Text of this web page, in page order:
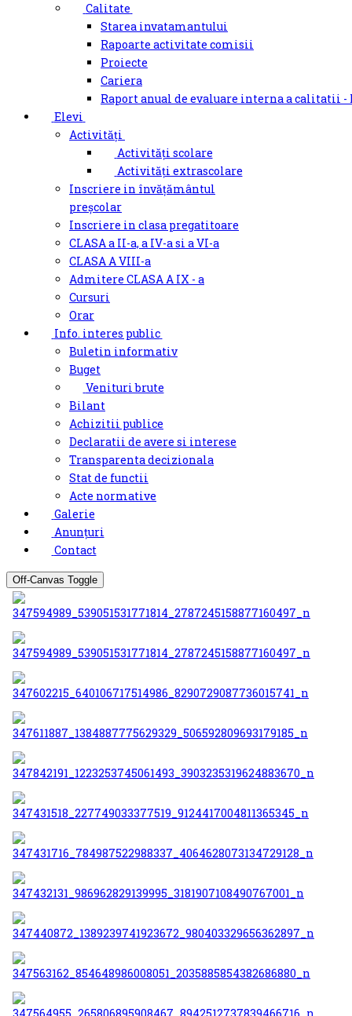
Calitate
Starea invatamantului
Rapoarte activitate comisii
Proiecte
Cariera
Raport anual de evaluare interna a calitatii -
Elevi
Activități
Activități scolare
Activități extrascolare
Inscriere in învățământul
preșcolar
Inscriere in clasa pregatitoare
CLASA a II-a, a IV-a si a VI-a
CLASA A VIII-a
Admitere CLASA A IX - a
Cursuri
Orar
Info. interes public
Buletin informativ
Buget
Venituri brute
Bilant
Achizitii publice
Declaratii de avere si interese
Transparenta decizionala
Stat de functii
Acte normative
Galerie
Anunțuri
Contact
Off-Canvas Toggle